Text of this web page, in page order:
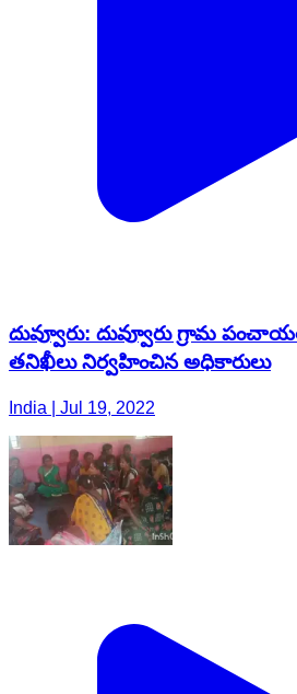
దువ్వూరు: దువ్వూరు గ్రామ
తనిఖీలు నిర్వహించిన అధికారులు
India | Jul 19, 2022